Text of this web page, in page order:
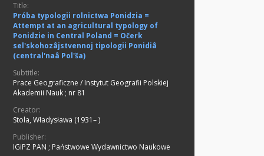
Title:
Próba typologii rolnictwa Ponidzia =
Attempt at an agricultural typology of
Ponidzie in Central Poland = Očerk
sel'skohozâjstvennoj tipologii Ponidiâ
(central'naâ Pol'ša)
Subtitle:
Prace Geograficzne / Instytut Geografii Polskiej
Akademii Nauk ; nr 81
Creator:
Stola, Władysława (1931– )
Publisher:
IGiPZ PAN ; Państwowe Wydawnictwo Naukowe